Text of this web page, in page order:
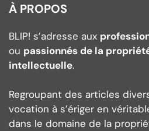
À PROPOS
BLIP! s’adresse aux
ou passionnés de la
intellectuelle.
Regroupant des articles
vocation à s’ériger en
dans le domaine de la